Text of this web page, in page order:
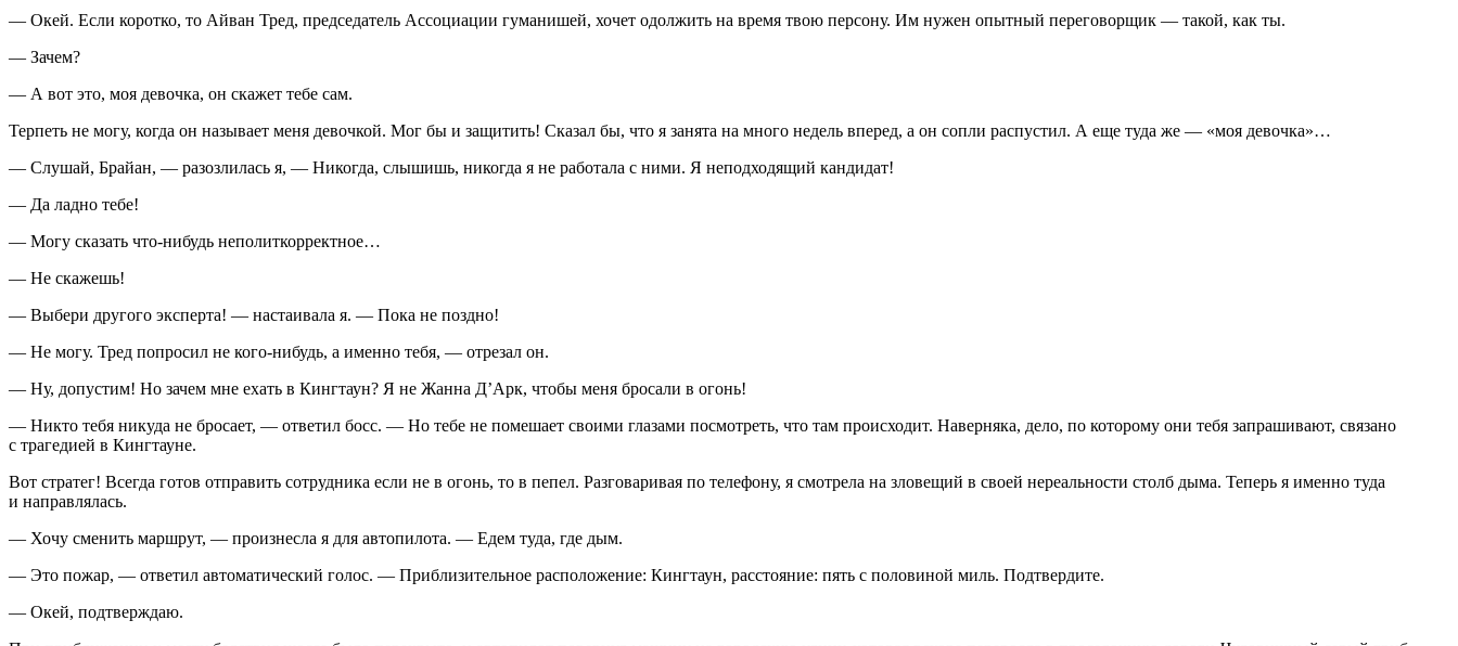
— Окей. Если коротко, то Айван Тред, председатель Ассоциации гуманишей, хочет одолжить на время твою персону. Им нужен опытный переговорщик — такой, как ты.
— Зачем?
— А вот это, моя девочка, он скажет тебе сам.
Терпеть не могу, когда он называет меня девочкой. Мог бы и защитить! Сказал бы, что я занята на много недель вперед, а он сопли распустил. А еще туда же — «моя девочка»…
— Слушай, Брайан, — разозлилась я, — Никогда, слышишь, никогда я не работала с ними. Я неподходящий кандидат!
— Да ладно тебе!
— Могу сказать что-нибудь неполиткорректное…
— Не скажешь!
— Выбери другого эксперта! — настаивала я. — Пока не поздно!
— Не могу. Тред попросил не кого-нибудь, а именно тебя, — отрезал он.
— Ну, допустим! Но зачем мне ехать в Кингтаун? Я не Жанна Д’Арк, чтобы меня бросали в огонь!
— Никто тебя никуда не бросает, — ответил босс. — Но тебе не помешает своими глазами посмотреть, что там происходит. Наверняка, дело, по которому они тебя запрашивают, связано
с трагедией в Кингтауне.
Вот стратег! Всегда готов отправить сотрудника если не в огонь, то в пепел. Разговаривая по телефону, я смотрела на зловещий в своей нереальности столб дыма. Теперь я именно туда
и направлялась.
— Хочу сменить маршрут, — произнесла я для автопилота. — Едем туда, где дым.
— Это пожар, — ответил автоматический голос. — Приблизительное расположение: Кингтаун, расстояние: пять с половиной миль. Подтвердите.
— Окей, подтверждаю.